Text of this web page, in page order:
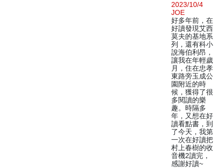
2023/10/4
JOE
好多年前，在
好讀發現艾西
莫夫的基地系
列，還有科小
說海伯利昂，
讓我在年輕歲
月，住在忠孝
東路旁玉成公
園附近的時
候，獲得了很
多閱讀的樂
趣。時隔多
年，又想在好
讀看點書，到
了今天，我第
一次在好讀把
村上春樹的收
音機2讀完，
感謝好讀~